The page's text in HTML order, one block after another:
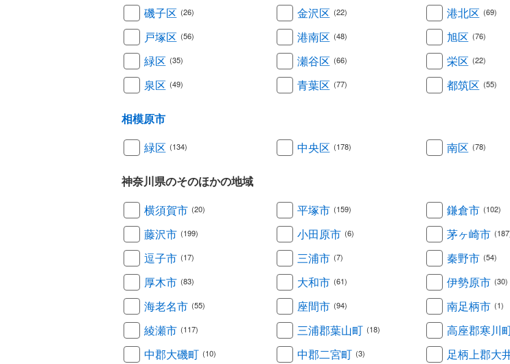
磯子区 (26) 金沢区 (22) 港北区 (69)
戸塚区 (56) 港南区 (48) 旭区 (76)
緑区 (35) 瀬谷区 (66) 栄区 (22)
泉区 (49) 青葉区 (77) 都筑区 (55)
相模原市
緑区 (134) 中央区 (178) 南区 (78)
神奈川県のそのほかの地域
横須賀市 (20) 平塚市 (159) 鎌倉市 (102)
藤沢市 (199) 小田原市 (6) 茅ヶ崎市
逗子市 (17) 三浦市 (7) 秦野市 (54)
厚木市 (83) 大和市 (61) 伊勢原市 (30)
海老名市 (55) 座間市 (94) 南足柄市 (1)
綾瀬市 (117) 三浦郡葉山町 (18) 高座郡寒川
中郡大磯町 (10) 中郡二宮町 (3) 足柄上郡大